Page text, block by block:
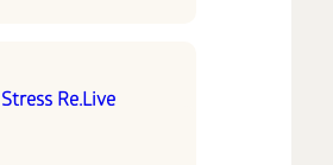
Stress Re.Live